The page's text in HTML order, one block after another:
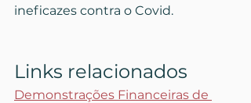
ineficazes contra o Covid.
Links relacionados
Demonstrações Financeiras de